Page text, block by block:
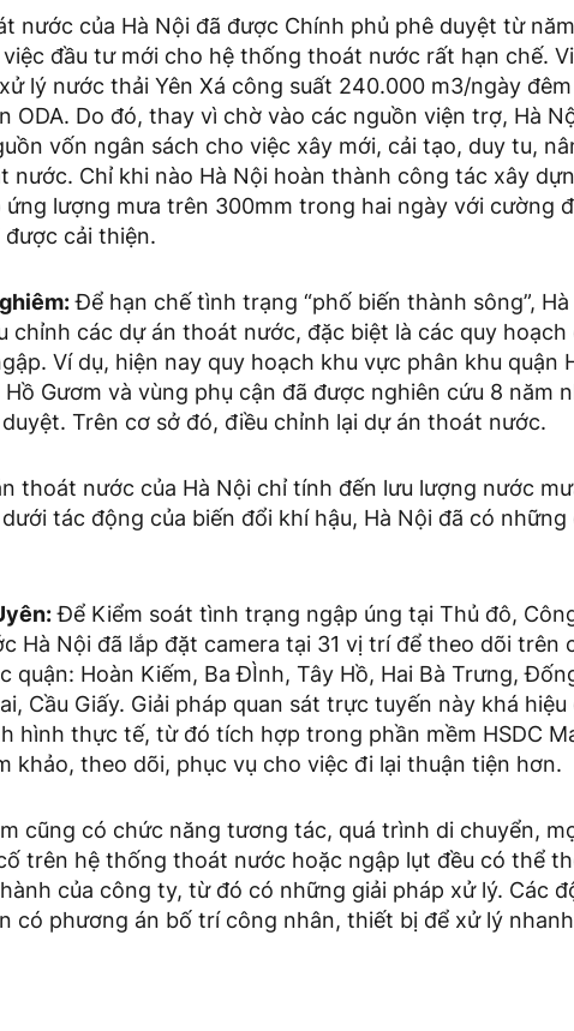
nước của Hà Nội đã được Chính phủ phê duyệt từ
việc đầu tư mới cho hệ thống thoát nước rất hạn chế.
lý nước thải Yên Xá công suất 240.000 m3/ngày
ODA. Do đó, thay vì chờ vào các nguồn viện trợ, Hà
vốn ngân sách cho việc xây mới, cải tạo, duy tu,
nước. Chỉ khi nào Hà Nội hoàn thành công tác xây
lượng mưa trên 300mm trong hai ngày với cường
cải thiện.
Để hạn chế tình trạng “phố biến thành sông”,
chỉnh các dự án thoát nước, đặc biệt là các quy hoạch
Ví dụ, hiện nay quy hoạch khu vực phân khu quận
Gươm và vùng phụ cận đã được nghiên cứu 8 năm
Trên cơ sở đó, điều chỉnh lại dự án thoát nước.
thoát nước của Hà Nội chỉ tính đến lưu lượng nước
tác động của biến đổi khí hậu, Hà Nội đã có
Để Kiểm soát tình trạng ngập úng tại Thủ đô,
Hà Nội đã lắp đặt camera tại 31 vị trí để theo dõi trên
quận: Hoàn Kiếm, Ba ĐÌnh, Tây Hồ, Hai Bà Trưng,
Cầu Giấy. Giải pháp quan sát trực tuyến này khá
hình thực tế, từ đó tích hợp trong phần mềm HSDC
khảo, theo dõi, phục vụ cho việc đi lại thuận tiện hơn.
cũng có chức năng tương tác, quá trình di chuyển,
trên hệ thống thoát nước hoặc ngập lụt đều có thể
của công ty, từ đó có những giải pháp xử lý. Các
có phương án bố trí công nhân, thiết bị để xử lý